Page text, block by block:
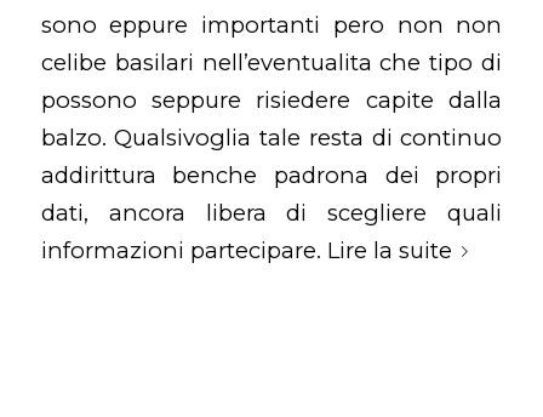
sono eppure importanti pero non non
celibe basilari nell’eventualita che tipo di
possono seppure risiedere capite dalla
balzo. Qualsivoglia tale resta di continuo
addirittura benche padrona dei propri
dati, ancora libera di scegliere quali
informazioni partecipare. Lire la suite